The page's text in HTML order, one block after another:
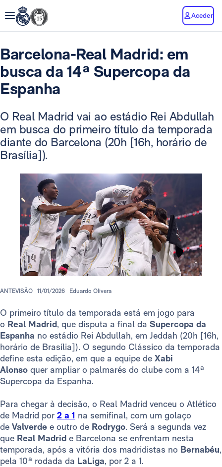
Aceder
Barcelona-Real Madrid: em
busca da 14ª Supercopa da
Espanha
O Real Madrid vai ao estádio Rei Abdullah
em busca do primeiro título da temporada
diante do Barcelona (20h [16h, horário de
Brasília]).
ANTEVISÃO 11/01/2026 Eduardo Olivera
O primeiro título da temporada está em jogo para
o Real Madrid, que disputa a final da Supercopa da
Espanha no estádio Rei Abdullah, em Jeddah (20h [16h,
horário de Brasília]). O segundo Clássico da temporada
define esta edição, em que a equipe de Xabi
Alonso quer ampliar o palmarés do clube com a 14ª
Supercopa da Espanha.
Para chegar à decisão, o Real Madrid venceu o Atlético
de Madrid por 2 a 1 na semifinal, com um golaço
de Valverde e outro de Rodrygo. Será a segunda vez
que Real Madrid e Barcelona se enfrentam nesta
temporada, após a vitória dos madridistas no Bernabéu,
pela 10ª rodada da LaLiga, por 2 a 1.